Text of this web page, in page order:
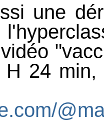
une
24